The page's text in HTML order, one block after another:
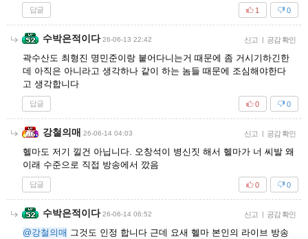
답글 0
1
수박은적이다 26-06-13 22:42 신고 | 공감 확인
곽수산도 최형진 명민준이랑 붙어다니는거 때문에 좀 거시기하긴한
데 아직은 아니라고 생각하나 같이 하는 놈들 때문에 조심해야한다
고 생각합니다
답글 0
0
강철의매 26-06-14 04:03 신고 | 공감 확인
헬마도 저기 낄건 아닙니다. 오창석이 병신짓 해서 헬마가 너 씨발 왜
이래 수준으로 직접 방송에서 깠음
답글 0
0
수박은적이다 26-06-14 06:52 신고 | 공감 확인
@강철의매 그것도 인정 합니다 근데 요새 헬마 본인의 라이브 방송